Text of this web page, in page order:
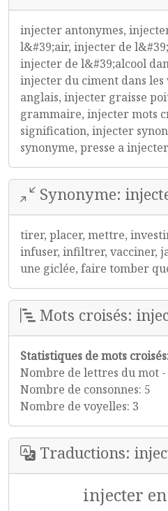
injecter antonymes,
l&#39;air, injecter de
injecter de l&#39;alcool
injecter du ciment dans
anglais, injecter graisse
grammaire, injecter mots
signification, injecter
synonyme, presse a
Synonyme:
tirer, placer, mettre,
infuser, infiltrer, vacciner,
une giclée, faire tomber
Mots croisés:
Statistiques de mots
Nombre de lettres du mot -
Nombre de consonnes: 5
Nombre de voyelles: 3
Traductions:
injecter